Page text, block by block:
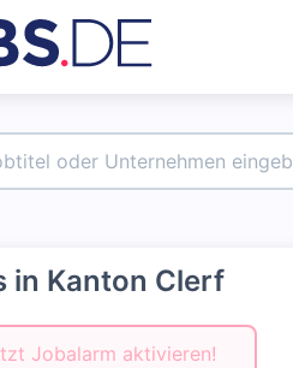
in Kanton Clerf
Jobalarm aktivieren!